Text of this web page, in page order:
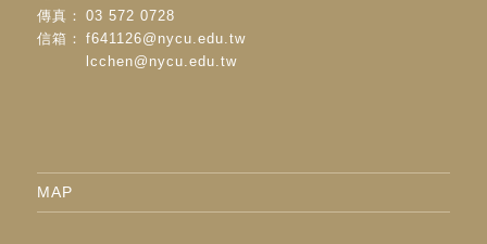
傳真：
03 572 0728
信箱：
f641126@nycu.edu.tw
lcchen@nycu.edu.tw
MAP